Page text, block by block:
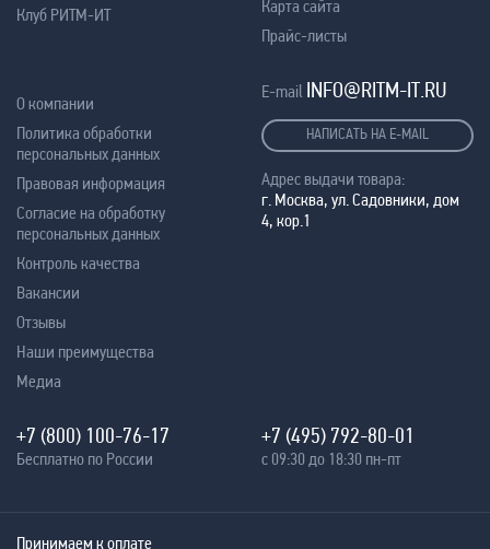
Клуб РИТМ-ИТ
Карта сайта
Прайс-листы
О компании
Политика обработки
персональных данных
Правовая информация
Согласие на обработку
персональных данных
Контроль качества
Вакансии
Отзывы
Наши преимущества
Медиа
E-mail INFO@RITM-IT.RU
НАПИСАТЬ НА E-MAIL
Адрес выдачи товара:
г. Москва, ул. Садовники, дом
4, кор.1
+7 (800) 100-76-17
Бесплатно по России
+7 (495) 792-80-01
с 09:30 до 18:30 пн-пт
Принимаем к оплате